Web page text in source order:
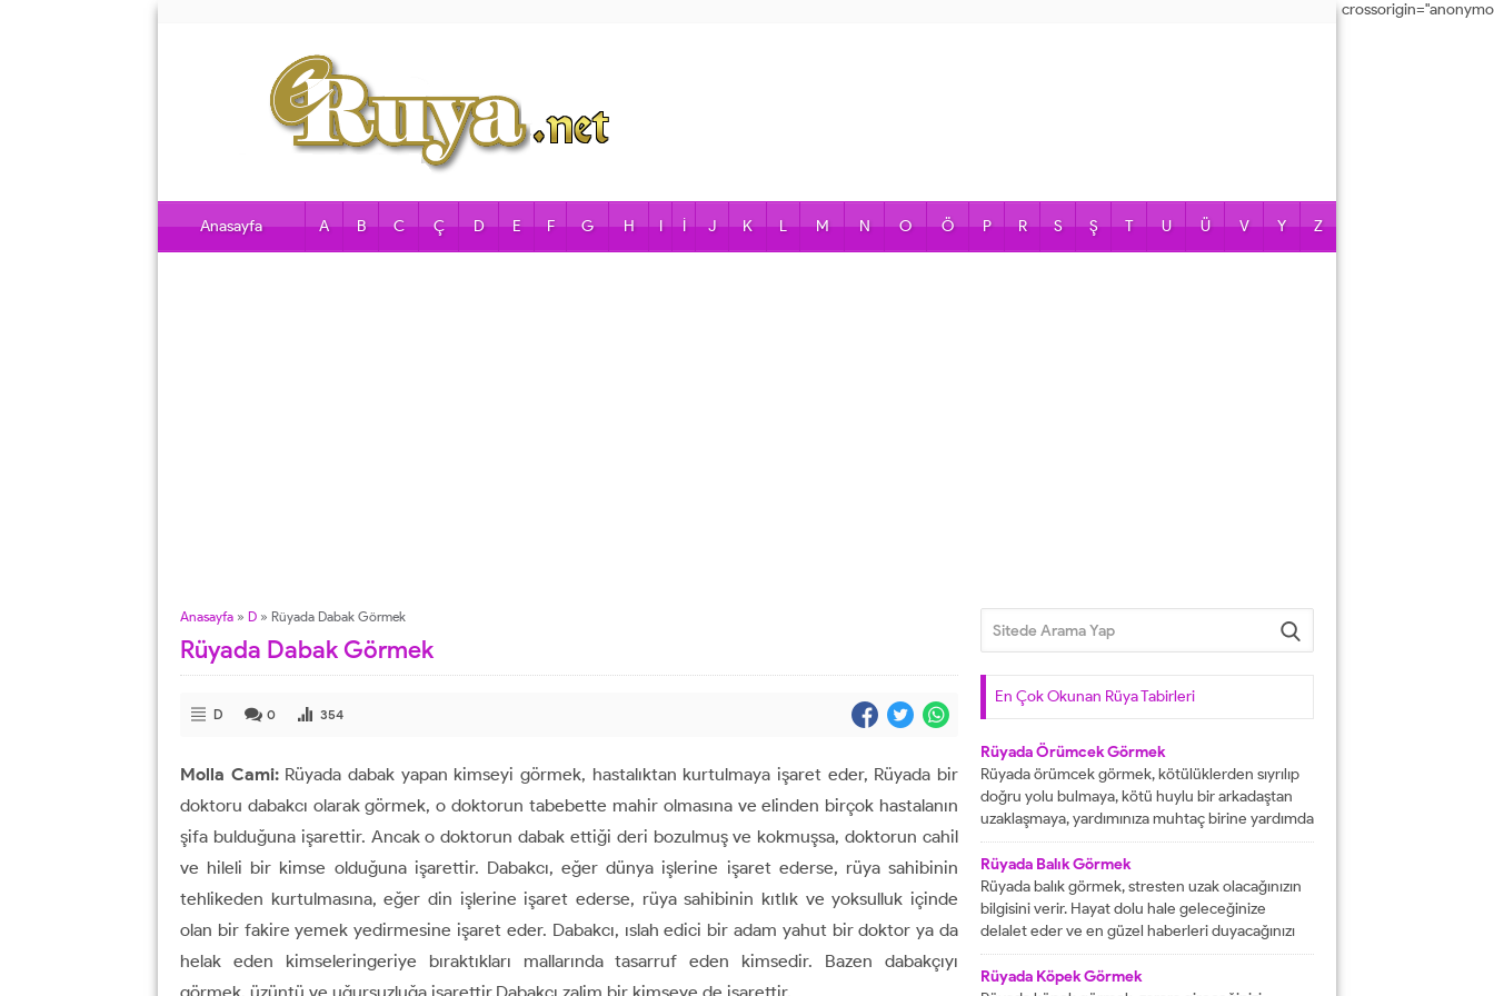
Anasayfa A B C Ç D E F G H I İ J K L M N O Ö P R S Ş T U Ü V Y Z
Anasayfa » D » Rüyada Dabak Görmek
Rüyada Dabak Görmek
D 0 354
Molla Cami:Rüyada dabak yapan kimseyi görmek, hastalıktan kurtulmaya işaret eder, Rüyada bir
doktoru dabakcı olarak görmek, o doktorun tabebette mahir olmasına ve elinden birçok hastalanın
şifa bulduğuna işarettir. Ancak o doktorun dabak ettiği deri bozulmuş ve kokmuşsa, doktorun cahil
ve hileli bir kimse olduğuna işarettir. Dabakcı, eğer dünya işlerine işaret ederse, rüya sahibinin
tehlikeden kurtulmasına, eğer din işlerine işaret ederse, rüya sahibinin kıtlık ve yoksulluk içinde
olan bir fakire yemek yedirmesine işaret eder. Dabakcı, ıslah edici bir adam yahut bir doktor ya da
helak eden kimseleringeriye bıraktıkları mallarında tasarruf eden kimsedir. Bazen dabakçıyı
En Çok Okunan Rüya Tabirleri
Rüyada Örümcek Görmek
Rüyada örümcek görmek, kötülüklerden sıyrılıp
doğru yolu bulmaya, kötü huylu bir arkadaştan
uzaklaşmaya, yardımınıza muhtaç birine yardımda
bulunmaya işarettir. Rüyada örümcekler görmek
yani çok sayıda örümcekler görülmesi kısa
zamanda haneye gelecek bolluk ve berekete,
aile içinden birine gelecek paraya tabir edilir.
Rüyada evde örümcek görmek, düşmanı
tarafından kötülüğe uğramaya, sıkıntılar içine...
Rüyada Balık Görmek
Rüyada balık görmek, stresten uzak olacağınızın
bilgisini verir. Hayat dolu hale geleceğinize
delalet eder ve en güzel haberleri duyacağınızı
göstermektedir. Büyük bir mutluluğa
ulaşacağınıza delalet eder ve kısmetlerinizin
Rüyada Köpek Görmek